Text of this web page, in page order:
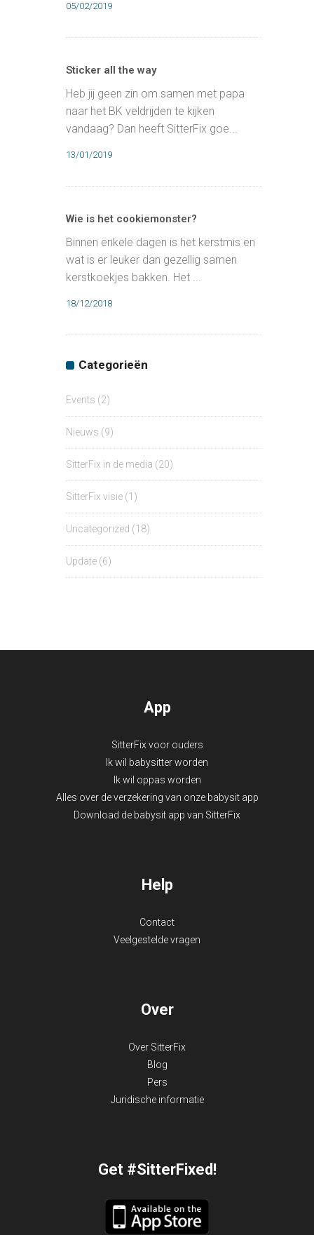
05/02/2019
Sticker all the way
Heb jij geen zin om samen met papa
naar het BK veldrijden te kijken
vandaag? Dan heeft SitterFix goe...
13/01/2019
Wie is het cookiemonster?
Binnen enkele dagen is het kerstmis en
wat is er leuker dan gezellig samen
kerstkoekjes bakken. Het ...
18/12/2018
Categorieën
Events (2)
Nieuws (9)
SitterFix in de media (20)
SitterFix visie (1)
Uncategorized (18)
Update (6)
App
SitterFix voor ouders
Ik wil babysitter worden
Ik wil oppas worden
Alles over de verzekering van onze babysit app
Download de babysit app van SitterFix
Help
Contact
Veelgestelde vragen
Over
Over SitterFix
Blog
Pers
Juridische informatie
Get #SitterFixed!